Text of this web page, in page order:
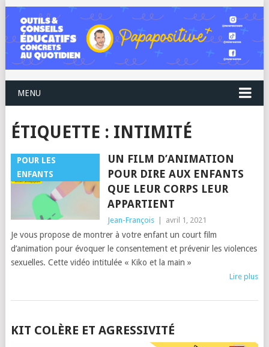
MENU
ÉTIQUETTE : INTIMITÉ
POUR LES
ENFANTS
UN FILM D’ANIMATION
POUR DIRE AUX ENFANTS
QUE LEUR CORPS LEUR
APPARTIENT
Jean-François avril 1, 2021
Je vous propose de montrer à votre enfant un court film
d’animation pour évoquer le consentement et prévenir les violences
sexuelles. Cette vidéo intitulée « Kiko et la main »
Lire plus
POSTS
KIT COLÈRE ET AGRESSIVITÉ